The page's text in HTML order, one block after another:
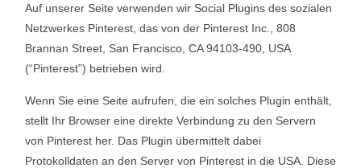
Auf unserer Seite verwenden wir Social Plugins des sozialen
Netzwerkes Pinterest, das von der Pinterest Inc., 808
Brannan Street, San Francisco, CA 94103-490, USA
(“Pinterest”) betrieben wird.
Wenn Sie eine Seite aufrufen, die ein solches Plugin enthält,
stellt Ihr Browser eine direkte Verbindung zu den Servern
von Pinterest her. Das Plugin übermittelt dabei
Protokolldaten an den Server von Pinterest in die USA. Diese